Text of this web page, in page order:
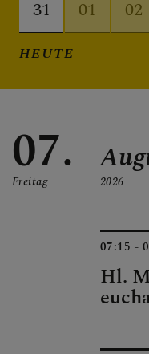
31
01 02
HEUTE
07.
Freitag 2026
07:15 -
Hl.